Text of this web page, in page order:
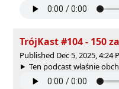
TrójKast #104 - 150
Published Dec 5, 2025, 4:24
Ten podcast właśnie